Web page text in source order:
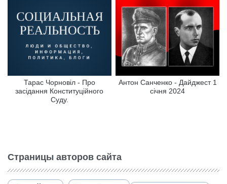
Тарас Чорновіл - Про
засідання Конституційного
Суду.
Антон Санченко - Дайджест 1
січня 2024
Страницы авторов сайта